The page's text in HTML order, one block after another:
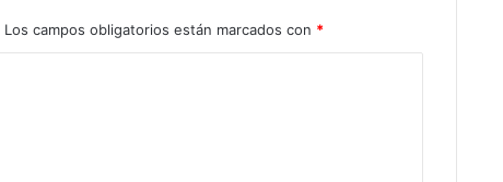
Los campos obligatorios están marcados con *